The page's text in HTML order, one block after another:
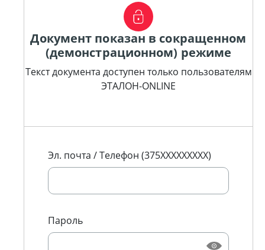
Документ показан в сокращенном
(демонстрационном) режиме
Текст документа доступен только пользователям
ЭТАЛОН-ONLINE
Эл. почта / Телефон (375XXXXXXXXX)
Пароль